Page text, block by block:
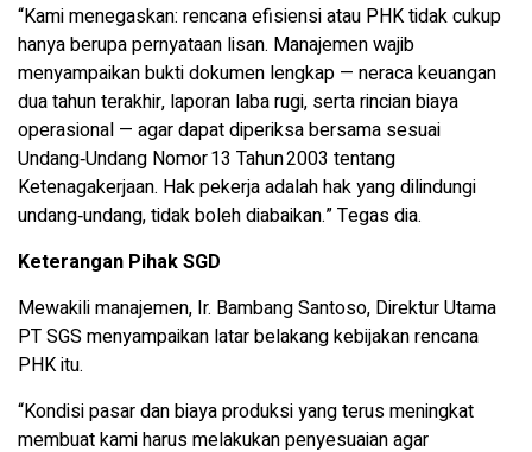
“Kami menegaskan: rencana efisiensi atau PHK tidak cukup
hanya berupa pernyataan lisan. Manajemen wajib
menyampaikan bukti dokumen lengkap — neraca keuangan
dua tahun terakhir, laporan laba rugi, serta rincian biaya
operasional — agar dapat diperiksa bersama sesuai
Undang‑Undang Nomor 13 Tahun 2003 tentang
Ketenagakerjaan. Hak pekerja adalah hak yang dilindungi
undang‑undang, tidak boleh diabaikan.” Tegas dia.
Keterangan Pihak SGD
Mewakili manajemen, Ir. Bambang Santoso, Direktur Utama
PT SGS menyampaikan latar belakang kebijakan rencana
PHK itu.
“Kondisi pasar dan biaya produksi yang terus meningkat
membuat kami harus melakukan penyesuaian agar